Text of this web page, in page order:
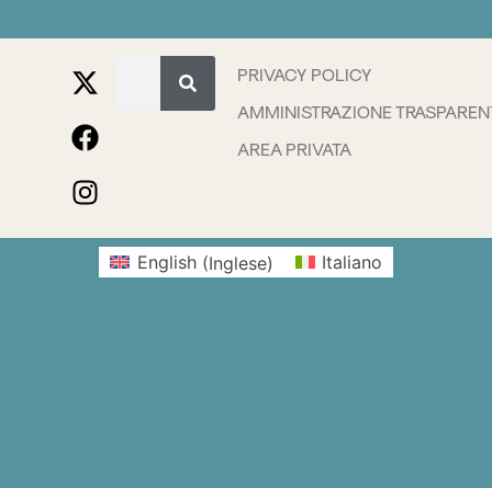
PRIVACY POLICY
AMMINISTRAZIONE
AREA PRIVATA
English(Inglese) Italiano